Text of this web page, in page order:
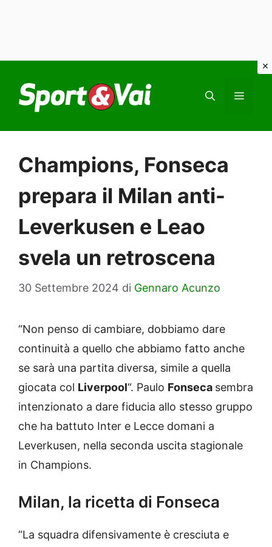
contenuto
Champions, Fonseca
prepara il Milan anti-
Leverkusen e Leao
svela un retroscena
30 Settembre 2024 di Gennaro Acunzo
“Non penso di cambiare, dobbiamo dare
continuità a quello che abbiamo fatto anche
se sarà una partita diversa, simile a quella
giocata col Liverpool“. Paulo Fonseca sembra
intenzionato a dare fiducia allo stesso gruppo
che ha battuto Inter e Lecce domani a
Leverkusen, nella seconda uscita stagionale
in Champions.
Milan, la ricetta di Fonseca
“La squadra difensivamente è cresciuta e